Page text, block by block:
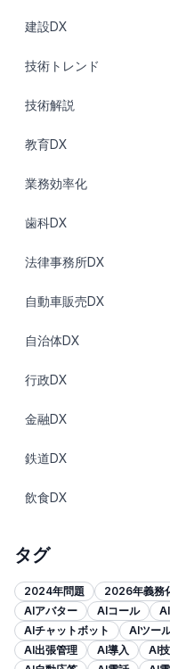
建設DX
技術トレンド
技術解説
教育DX
業務効率化
歯科DX
法律事務所DX
自動車販売DX
自治体DX
行政DX
金融DX
鉄道DX
飲食DX
タグ
2024年問題 2026年義務
AIアバター
AIコール
AIチャットボット
AIツー
AI出張管理
AI導入 AI